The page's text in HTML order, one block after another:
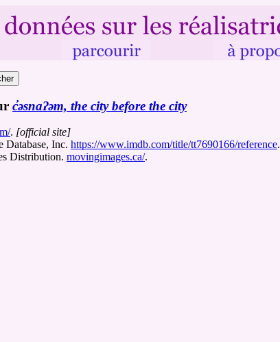
c̓əsnaʔəm, the city before the city
. [official site]
Inc. https://www.imdb.com/title/tt7690166/reference.
Distribution. movingimages.ca/.